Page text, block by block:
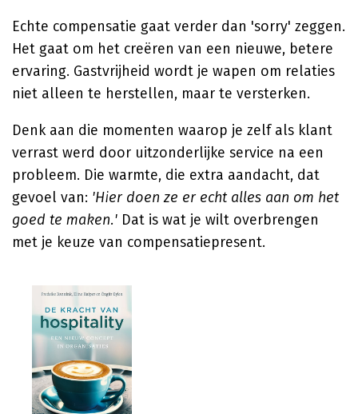
Echte compensatie gaat verder dan 'sorry' zeggen.
Het gaat om het creëren van een nieuwe, betere
ervaring. Gastvrijheid wordt je wapen om relaties
niet alleen te herstellen, maar te versterken.
Denk aan die momenten waarop je zelf als klant
verrast werd door uitzonderlijke service na een
probleem. Die warmte, die extra aandacht, dat
gevoel van: 'Hier doen ze er echt alles aan om het
goed te maken.' Dat is wat je wilt overbrengen
met je keuze van compensatiepresent.